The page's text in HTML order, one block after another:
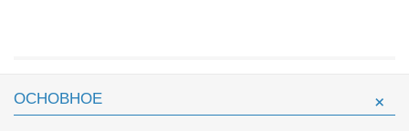
ОСНОВНОЕ